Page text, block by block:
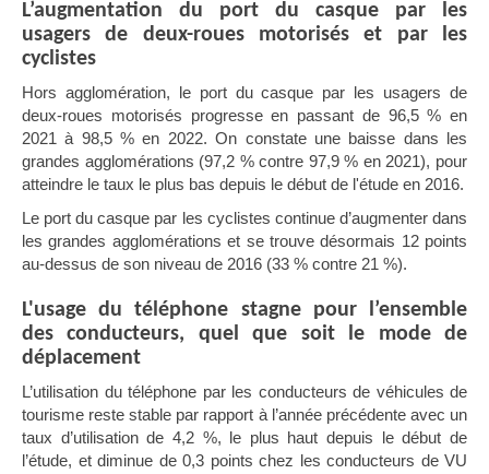
L’augmentation du port du casque par les
usagers de deux-roues motorisés et par les
cyclistes
Hors agglomération, le port du casque par les usagers de
deux-roues motorisés progresse en passant de 96,5 % en
2021 à 98,5 % en 2022. On constate une baisse dans les
grandes agglomérations (97,2 % contre 97,9 % en 2021), pour
atteindre le taux le plus bas depuis le début de l'étude en 2016.
Le port du casque par les cyclistes continue d’augmenter dans
les grandes agglomérations et se trouve désormais 12 points
au-dessus de son niveau de 2016 (33 % contre 21 %).
L'usage du téléphone stagne pour l’ensemble
des conducteurs, quel que soit le mode de
déplacement
L’utilisation du téléphone par les conducteurs de véhicules de
tourisme reste stable par rapport à l’année précédente avec un
taux d’utilisation de 4,2 %, le plus haut depuis le début de
l’étude, et diminue de 0,3 points chez les conducteurs de VU